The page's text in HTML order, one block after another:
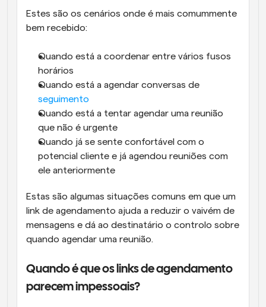
Estes são os cenários onde é mais comummente
bem recebido:
Quando está a coordenar entre vários fusos
horários
seguimento
Quando está a tentar agendar uma reunião
que não é urgente
Quando já se sente confortável com o
potencial cliente e já agendou reuniões com
ele anteriormente
Estas são algumas situações comuns em que um
link de agendamento ajuda a reduzir o vaivém de
mensagens e dá ao destinatário o controlo sobre
quando agendar uma reunião.
Quando é que os links de agendamento
parecem impessoais?